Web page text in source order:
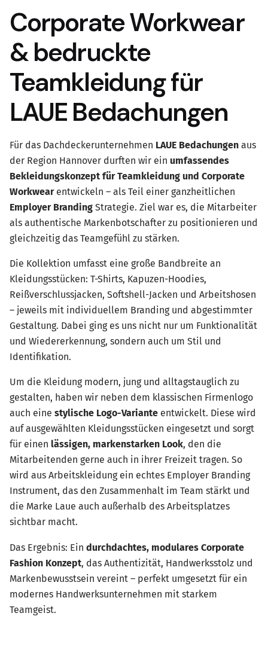
Corporate Workwear
& bedruckte
Teamkleidung für
LAUE Bedachungen
Für das Dachdeckerunternehmen LAUE Bedachungen aus
der Region Hannover durften wir ein umfassendes
Bekleidungskonzept für Teamkleidung und Corporate
Workwearentwickeln – als Teil einer ganzheitlichen
Employer Branding Strategie. Ziel war es, die Mitarbeiter
als authentische Markenbotschafter zu positionieren und
gleichzeitig das Teamgefühl zu stärken.
Die Kollektion umfasst eine große Bandbreite an
Kleidungsstücken: T-Shirts, Kapuzen-Hoodies,
Reißverschlussjacken, Softshell-Jacken und Arbeitshosen
– jeweils mit individuellem Branding und abgestimmter
Gestaltung. Dabei ging es uns nicht nur um Funktionalität
und Wiedererkennung, sondern auch um Stil und
Identifikation.
Um die Kleidung modern, jung und alltagstauglich zu
gestalten, haben wir neben dem klassischen Firmenlogo
auch eine stylische Logo-Variante entwickelt. Diese wird
auf ausgewählten Kleidungsstücken eingesetzt und sorgt
für einen lässigen, markenstarken Look, den die
Mitarbeitenden gerne auch in ihrer Freizeit tragen. So
wird aus Arbeitskleidung ein echtes Employer Branding
Instrument, das den Zusammenhalt im Team stärkt und
die Marke Laue auch außerhalb des Arbeitsplatzes
sichtbar macht.
Das Ergebnis: Ein durchdachtes, modulares Corporate
Fashion Konzept, das Authentizität, Handwerksstolz und
Markenbewusstsein vereint – perfekt umgesetzt für ein
modernes Handwerksunternehmen mit starkem
Teamgeist.